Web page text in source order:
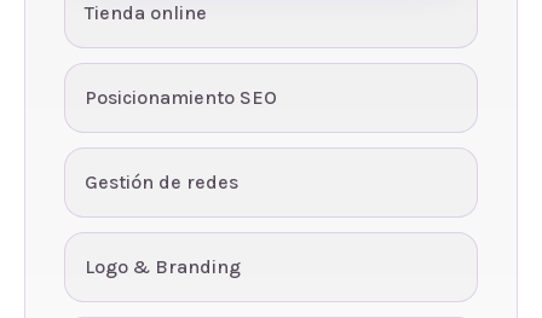
Tienda online
Posicionamiento SEO
Gestión de redes
Logo & Branding